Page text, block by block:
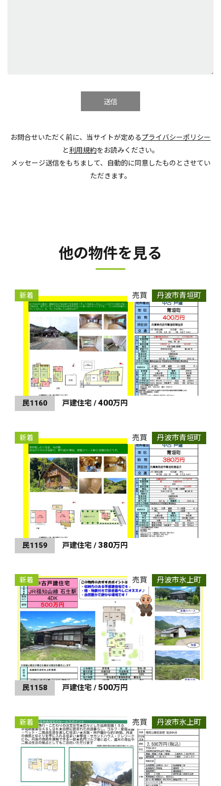
お問合せいただく前に、当サイトが定めるプライバシーポリシー
と利用規約をお読みください。
メッセージ送信をもちまして、自動的に同意したものとさせてい
ただきます。
他の物件を見る
新着 売買 丹波市青垣町
民1160 戸建住宅 / 400万円
新着 売買 丹波市青垣町
民1159 戸建住宅 / 380万円
新着 売買 丹波市氷上町
民1158 戸建住宅 / 500万円
新着 売買 丹波市氷上町